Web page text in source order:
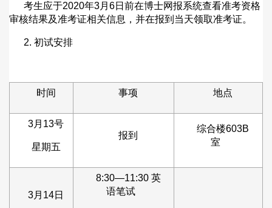
考生应于2020年3月 6日前在博士网报系统查看准考资格
审核结果及准考证相关信息，并在报到当天领取准考证。
2. 初试安排
时间 事项 地点
3月13号
星期五
报到
综合楼603B
室
3月14日
8:30—11:30 英
语笔试